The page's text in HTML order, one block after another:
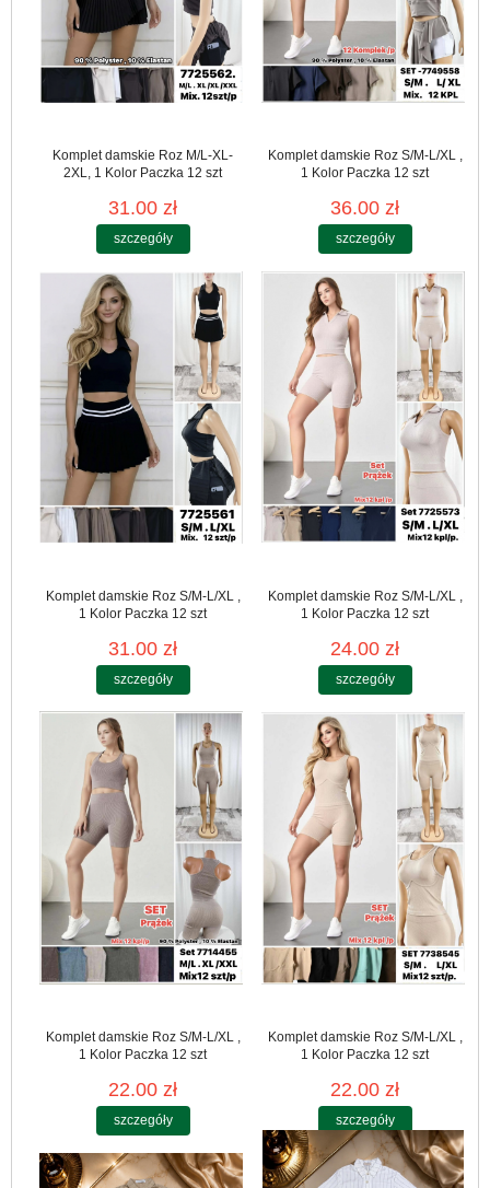
Komplet damskie Roz M/L-XL-
2XL, 1 Kolor Paczka 12 szt
31.00 zł
szczegóły
Komplet damskie Roz S/M-L/XL ,
1 Kolor Paczka 12 szt
36.00 zł
szczegóły
Komplet damskie Roz S/M-L/XL ,
1 Kolor Paczka 12 szt
31.00 zł
szczegóły
Komplet damskie Roz S/M-L/XL ,
1 Kolor Paczka 12 szt
24.00 zł
szczegóły
Komplet damskie Roz S/M-L/XL ,
1 Kolor Paczka 12 szt
22.00 zł
szczegóły
Komplet damskie Roz S/M-L/XL ,
1 Kolor Paczka 12 szt
22.00 zł
szczegóły